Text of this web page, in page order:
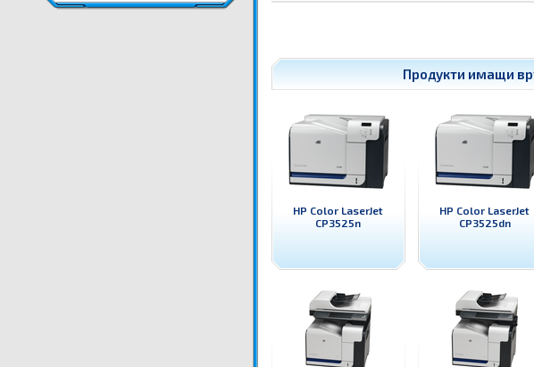
Продукти имащи
HP Color LaserJet
CP3525n
HP Color LaserJet
CP3525dn